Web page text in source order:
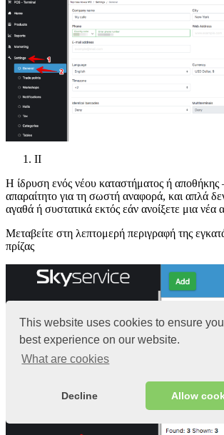
This website uses cookies to ensure
best experience on our website.
What are cookies
Decline Allow
II
Η ίδρυση ενός νέου καταστήματος ή αποθήκης
απαραίτητο για τη σωστή αναφορά, και απλά
αγαθά ή συστατικά εκτός εάν ανοίξετε μια νέα
Μεταβείτε στη λεπτομερή περιγραφή της
πρίζας